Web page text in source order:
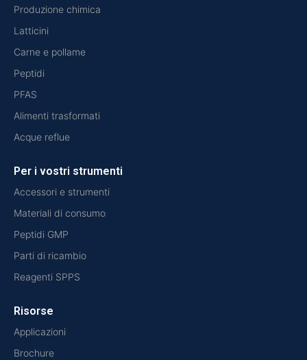
Produzione chimica
Latticini
Carne e pollame
Peptidi
PFAS
Alimenti trasformati
Acque reflue
Per i vostri strumenti
Accessori e strumenti
Materiali di consumo
Peptidi GMP
Parti di ricambio
Reagenti SPPS
Risorse
Applicazioni
Brochure